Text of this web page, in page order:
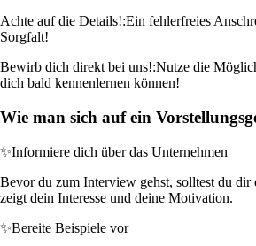
Achte auf die Details!:Ein fehlerfreies
Sorgfalt!
Bewirb dich direkt bei uns!:Nutze die
dich bald kennenlernen können!
Wie man sich auf ein
✨Informiere dich über das Unternehmen
Bevor du zum Interview gehst, solltest du
zeigt dein Interesse und deine Motivation.
✨Bereite Beispiele vor